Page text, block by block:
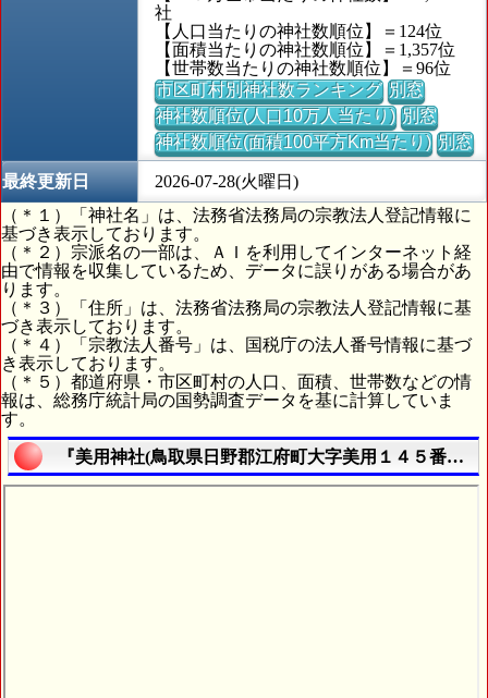
社
【人口当たりの神社数順位】＝124位
【面積当たりの神社数順位】＝1,357位
【世帯数当たりの神社数順位】＝96位
市区町村別神社数ランキング 別窓
神社数順位(人口10万人当たり) 別窓
神社数順位(面積100平方Km当たり) 別窓
最終更新日
2026-07-28(火曜日)
（＊１）「神社名」は、法務省法務局の宗教法人登記情報に
基づき表示しております。
（＊２）宗派名の一部は、ＡＩを利用してインターネット経
由で情報を収集しているため、データに誤りがある場合があ
ります。
（＊３）「住所」は、法務省法務局の宗教法人登記情報に基
づき表示しております。
（＊４）「宗教法人番号」は、国税庁の法人番号情報に基づ
き表示しております。
（＊５）都道府県・市区町村の人口、面積、世帯数などの情
報は、総務庁統計局の国勢調査データを基に計算していま
す。
『美用神社(鳥取県日野郡江府町大字美用１４５番地)